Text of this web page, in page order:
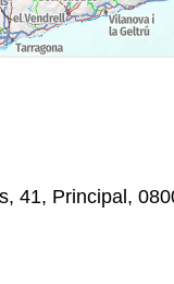
41, Principal,